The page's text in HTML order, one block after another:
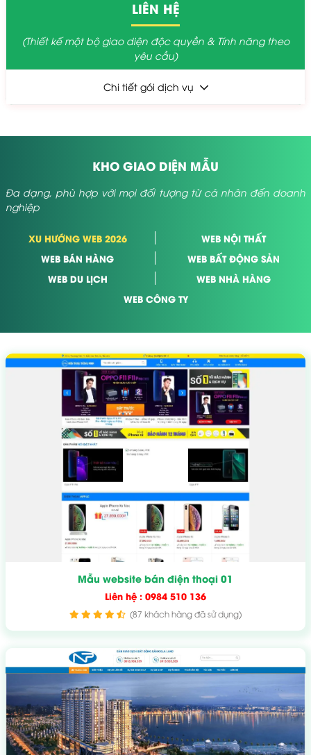
LIÊN HỆ
(Thiết kế một bộ giao diện độc quyền & Tính năng theo
yêu cầu)
Chi tiết gói dịch vụ
KHO GIAO DIỆN MẪU
Đa dạng, phù hợp với mọi đối tượng từ cá nhân đến doanh
nghiệp
XU HƯỚNG WEB 2026
WEB NỘI THẤT
WEB BÁN HÀNG
WEB BẤT ĐỘNG SẢN
WEB DU LỊCH
WEB NHÀ HÀNG
WEB CÔNG TY
Mẫu website bán điện thoại 01
Liên hệ : 0984 510 136
(87 khách hàng đã sử dụng)